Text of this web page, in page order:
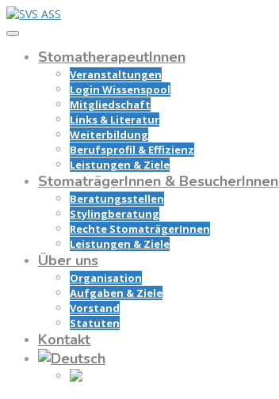
StomatherapeutInnen
Veranstaltungen
Login Wissenspool
Mitgliedschaft
Links & Literatur
Weiterbildung
Berufsprofil & Effizienz
Leistungen & Ziele
StomaträgerInnen & BesucherInnen
Beratungsstellen
Stylingberatung
Rechte StomaträgerInnen
Leistungen & Ziele
Über uns
Organisation
Aufgaben & Ziele
Vorstand
Statuten
Kontakt